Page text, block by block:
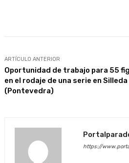
ARTÍCULO ANTERIOR
Oportunidad de trabajo para 55
en el rodaje de una serie en Silleda
(Pontevedra)
https://